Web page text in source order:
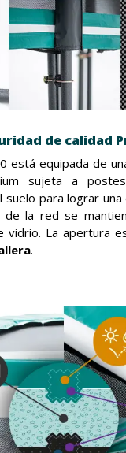
de calidad
está equipada de
sujeta a
para lograr
la red se
vidrio. La apertura
.